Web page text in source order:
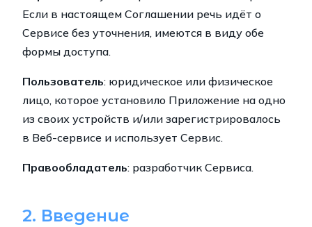
Если в настоящем Соглашении речь идёт о
Сервисе без уточнения, имеются в виду обе
формы доступа.
Пользователь: юридическое или физическое
лицо, которое установило Приложение на одно
из своих устройств и/или зарегистрировалось
в Веб-сервисе и использует Сервис.
Правообладатель: разработчик Сервиса.
2. Введение